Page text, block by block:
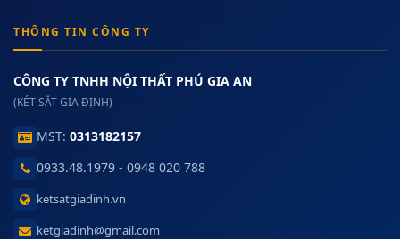
THÔNG TIN CÔNG TY
CÔNG TY TNHH NỘI THẤT PHÚ GIA AN
(KÉT SẮT GIA ĐỊNH)
MST: 0313182157
0933.48.1979 - 0948 020 788
ketsatgiadinh.vn
ketgiadinh@gmail.com